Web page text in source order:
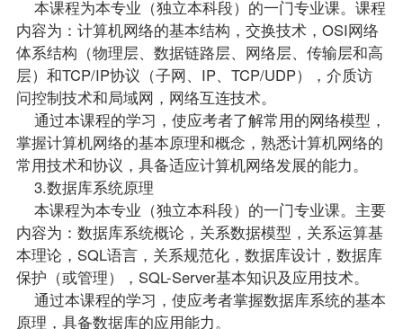
本课程为本专业（独立本科段）的一门专业课。课程
内容为：计算机网络的基本结构，交换技术，OSI网络
体系结构（物理层、数据链路层、网络层、传输层和高
层）和TCP/IP协议（子网、IP、TCP/UDP），介质访
问控制技术和局域网，网络互连技术。
通过本课程的学习，使应考者了解常用的网络模型，
掌握计算机网络的基本原理和概念，熟悉计算机网络的
常用技术和协议，具备适应计算机网络发展的能力。
3.数据库系统原理
本课程为本专业（独立本科段）的一门专业课。主要
内容为：数据库系统概论，关系数据模型，关系运算基
本理论，SQL语言，关系规范化，数据库设计，数据库
保护（或管理），SQL-Server基本知识及应用技术。
通过本课程的学习，使应考者掌握数据库系统的基本
原理，具备数据库的应用能力。